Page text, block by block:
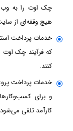
چک اوت را به
هیچ وقفه‌ای از
خدمات پرداخت
که فرآیند چک
کنند.
خدمات پرداخت
و برای
کارآمد تلقی